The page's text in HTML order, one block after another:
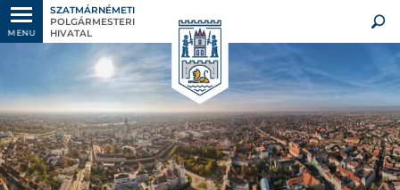
MENU
SZATMÁRNÉMETI
POLGÁRMESTERI
HIVATAL